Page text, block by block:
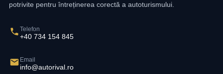
potrivite pentru întreținerea corectă a autoturismului.
Telefon
+40 734 154 845
Email
info@autorival.ro